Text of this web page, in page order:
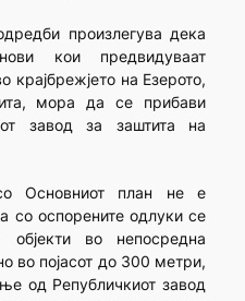
произлегува дека
кои предвидуваат
крајбрежјето на Езерото,
мора да се прибави
завод за заштита на
Основниот план не е
со оспорените одлуки се
објекти во непосредна
во појасот до 300 метри,
од Републичкиот завод